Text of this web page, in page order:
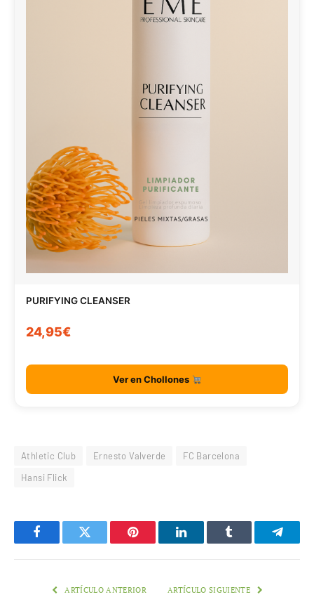
PURIFYING CLEANSER
24,95€
Ver en Chollones
Athletic Club Ernesto Valverde
FC Barcelona
Hansi Flick
FacebookTwitter Pinterest LinkedInTumblr
ARTÍCULO ANTERIOR ARTÍCULO SIGUIENTE